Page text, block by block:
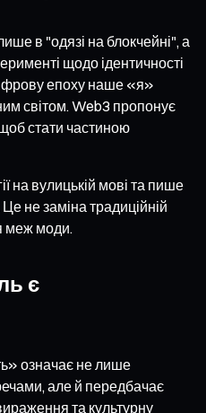
в "одязі на блокчейні", а
щодо ідентичності
епоху наше «я»
світом. Web3 пропонує
стати частиною
на вулицькій мові та пише
не заміна традиційній
меж моди.
є
означає не лише
але й передбачає
та культурну